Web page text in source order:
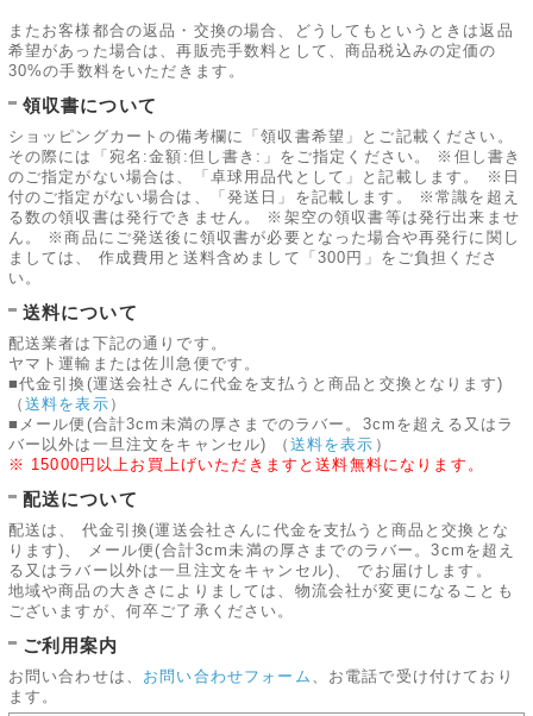
またお客様都合の返品・交換の場合、どうしてもというときは返品
希望があった場合は、再販売手数料として、商品税込みの定価の
30%の手数料をいただきます。
領収書について
ショッピングカートの備考欄に「領収書希望」とご記載ください。
その際には「宛名:金額:但し書き:」をご指定ください。 ※但し書き
のご指定がない場合は、「卓球用品代として」と記載します。 ※日
付のご指定がない場合は、「発送日」を記載します。 ※常識を超え
る数の領収書は発行できません。 ※架空の領収書等は発行出来ませ
ん。 ※商品にご発送後に領収書が必要となった場合や再発行に関し
ましては、 作成費用と送料含めまして「300円」をご負担くださ
い。
送料について
配送業者は下記の通りです。
ヤマト運輸または佐川急便です。
■代金引換(運送会社さんに代金を支払うと商品と交換となります)
（ 送料を表示 ）
■メール便(合計3cm未満の厚さまでのラバー。3cmを超える又はラ
バー以外は一旦注文をキャンセル)
（ 送料を表示 ）
※ 15000円以上お買上げいただきますと送料無料になります。
配送について
配送は、 代金引換(運送会社さんに代金を支払うと商品と交換とな
ります)、 メール便(合計3cm未満の厚さまでのラバー。3cmを超え
る又はラバー以外は一旦注文をキャンセル)、 でお届けします。
地域や商品の大きさによりましては、物流会社が変更になることも
ございますが、何卒ご了承ください。
ご利用案内
お問い合わせは、 お問い合わせフォーム
、お電話で受け付けており
ます。